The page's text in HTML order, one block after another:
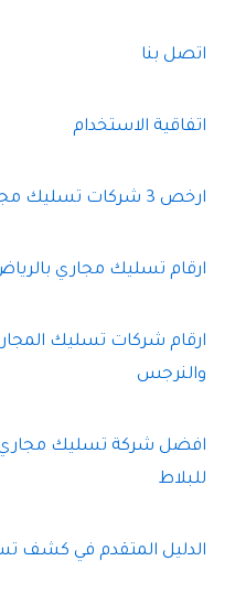
اتصل بنا
اتفاقية الاستخدام
ارخص 3 شركات تسليك مجاري الرياض
ارقام تسليك مجاري
ارقام شركات تسليك
والنرجس
افضل شركة تسليك مجاري
للبلاط
الدليل المتقدم في كشف